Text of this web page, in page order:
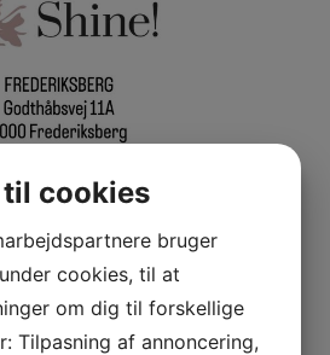
1
cookies
bruger
cookies, til at
om dig til forskellige
Tilpasning af annoncering,